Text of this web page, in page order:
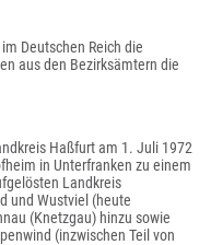
Deutschen Reich die
aus den Bezirksämtern die
Haßfurt am 1. Juli 1972
in Unterfranken zu einem
Landkreis
und Wustviel (heute
(Knetzgau) hinzu sowie
(inzwischen Teil von